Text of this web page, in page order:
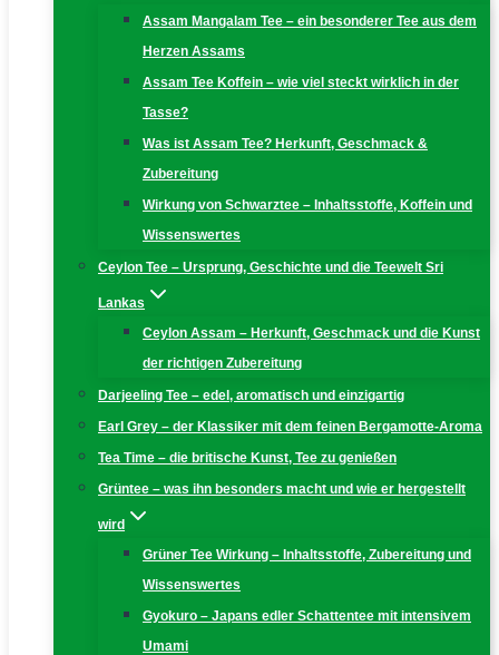
Assam Mangalam Tee – ein besonderer Tee aus dem
Herzen Assams
Assam Tee Koffein – wie viel steckt wirklich in der
Tasse?
Was ist Assam Tee? Herkunft, Geschmack &
Zubereitung
Wirkung von Schwarztee – Inhaltsstoffe, Koffein und
Wissenswertes
Ceylon Tee – Ursprung, Geschichte und die Teewelt Sri
Lankas
Ceylon Assam – Herkunft, Geschmack und die Kunst
der richtigen Zubereitung
Darjeeling Tee – edel, aromatisch und einzigartig
Earl Grey – der Klassiker mit dem feinen Bergamotte-Aroma
Tea Time – die britische Kunst, Tee zu genießen
Grüntee – was ihn besonders macht und wie er hergestellt
wird
Grüner Tee Wirkung – Inhaltsstoffe, Zubereitung und
Wissenswertes
Gyokuro – Japans edler Schattentee mit intensivem
Umami